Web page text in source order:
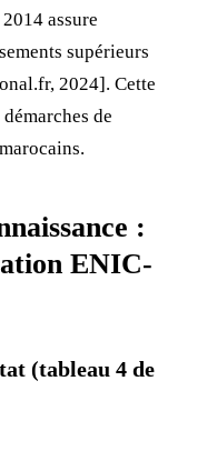
assure
supérieurs
2024]. Cette
de
:
ENIC-
(tableau 4 de